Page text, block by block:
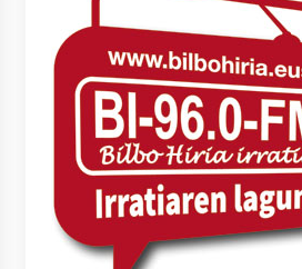
SOINUGELA: Paul
lan berriak
2026/07/03
MUSIBLA #297: Bide,
Tiga, Twisted Teens,
2026/07/02